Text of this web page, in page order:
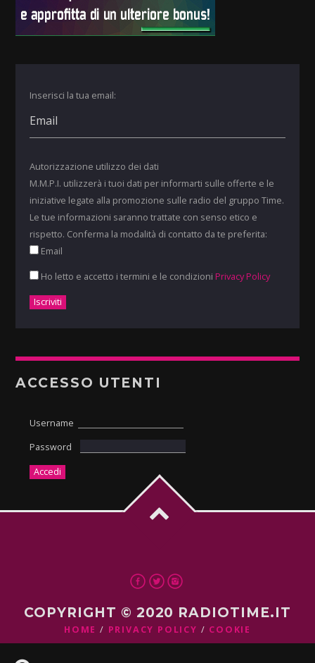
Inserisci la tua email:
Autorizzazione utilizzo dei dati
M.M.P.I. utilizzerà i tuoi dati per informarti sulle offerte e le
iniziative legate alla promozione sulle radio del gruppo Time.
Le tue informazioni saranno trattate con senso etico e
rispetto. Conferma la modalità di contatto da te preferita:
Email
Ho letto e accetto i termini e le condizioni Privacy Policy
ACCESSO UTENTI
Username
Password
COPYRIGHT © 2020 RADIOTIME.IT
HOME PRIVACY POLICY COOKIE